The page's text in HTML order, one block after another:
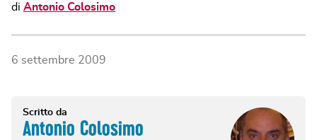
di Antonio Colosimo
6 settembre 2009
Scritto da
Antonio Colosimo